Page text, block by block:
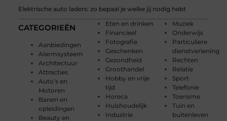
Elektrische auto laders: zo bepaal je welke jij nodig hebt
CATEGORIEËN
Aanbiedingen
Alarmsysteem
Architectuur
Attracties
Auto’s en
Motoren
Banen en
opleidingen
Beauty en
Eten en drinken
Financieel
Fotografie
Geschenken
Gezondheid
Groothandel
Hobby en vrije
tijd
Horeca
Huishoudelijk
Industrie
Muziek
Onderwijs
Particuliere
dienstverlening
Rechten
Relatie
Sport
Telefonie
Toerisme
Tuin en
buitenleven